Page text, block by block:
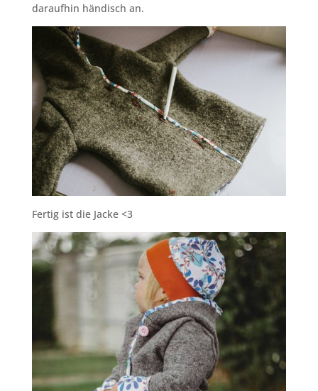
daraufhin händisch an.
Fertig ist die Jacke <3